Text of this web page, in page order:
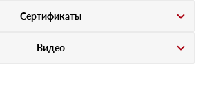
Сертификаты
Видео